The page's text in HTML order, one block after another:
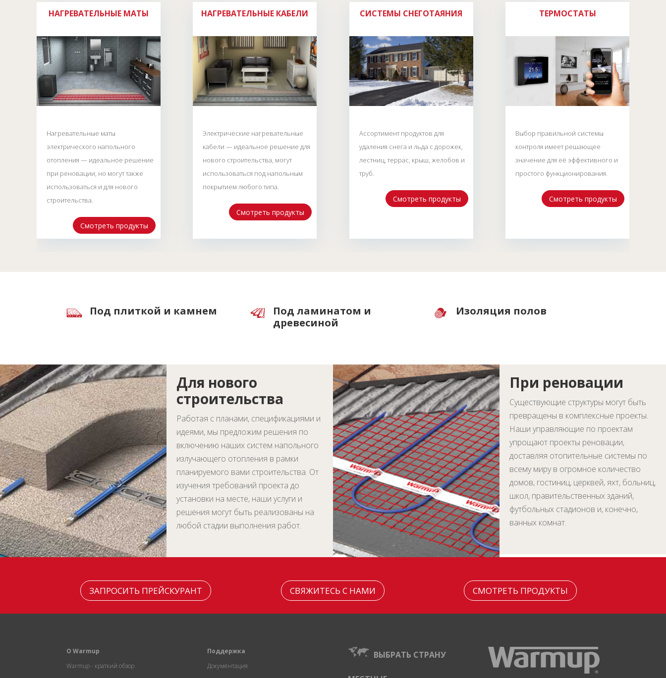
НАГРЕВАТЕЛЬНЫЕ МАТЫ
Нагревательные маты
электрического напольного
отопления — идеальное решение
при реновации, но могут также
использоваться и для нового
строительства.
Смотреть продукты
НАГРЕВАТЕЛЬНЫЕ КАБЕЛИ
Электрические нагревательные
кабели — идеальное решение для
нового строительства, могут
использоваться под напольным
покрытием любого типа.
Смотреть продукты
СИСТЕМЫ СНЕГОТАЯНИЯ
Ассортимент продуктов для
удаления снега и льда с дорожек,
лестниц, террас, крыш, желобов и
труб.
Смотреть продукты
ТЕРМОСТАТЫ
Выбор правильной системы
контроля имеет решающее
значение для её эффективного и
простого функционирования.
Смотреть продукты
Под плиткой и камнем
Под ламинатом и
древесиной
Изоляция полов
Для нового
строительства
Работая с планами, спецификациями и
идеями, мы предложим решения по
включению наших систем напольного
излучающего отопления в рамки
планируемого вами строительства. От
изучения требований проекта до
установки на месте, наши услуги и
решения могут быть реализованы на
любой стадии выполнения работ.
При реновации
Существующие структуры могут быть
превращены в комплексные проекты.
Наши управляющие по проектам
упрощают проекты реновации,
доставляя отопительные системы по
всему миру в огромное количество
домов, гостиниц, церквей, яхт, больниц,
школ, правительственных зданий,
футбольных стадионов и, конечно,
ванных комнат.
ЗАПРОСИТЬ ПРЕЙСКУРАНТ СВЯЖИТЕСЬ С НАМИ СМОТРЕТЬ ПРОДУКТЫ
О Warmup
Warmup - краткий обзор
Поддержка
Документация
ВЫБРАТЬ СТРАНУ